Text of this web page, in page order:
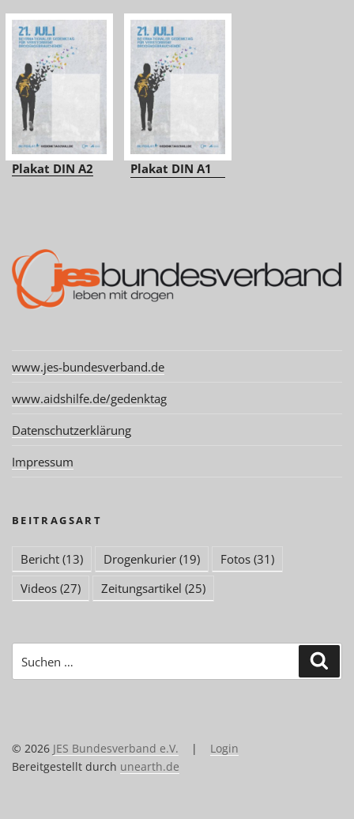
Plakat DIN A2 Plakat DIN A1
www.jes-bundesverband.de
www.aidshilfe.de/gedenktag
Datenschutzerklärung
Impressum
BEITRAGSART
Bericht (13) Drogenkurier (19) Fotos (31)
Videos (27) Zeitungsartikel (25)
nach:
© 2026 JES Bundesverband e.V. | Login
Bereitgestellt durch unearth.de